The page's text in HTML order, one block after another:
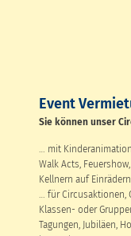
Event
Sie können unser
… mit
Walk Acts,
Kellnern auf
… für Circusaktionen,
Klassen- oder
Tagungen, Jubiläen,